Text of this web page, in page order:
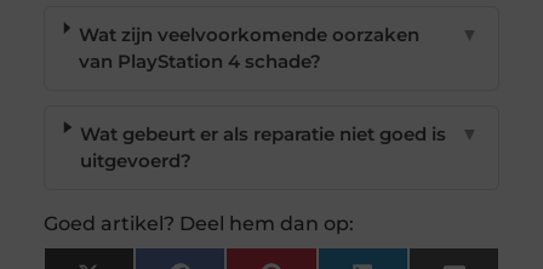
Wat zijn veelvoorkomende oorzaken
van PlayStation 4 schade?
▼
Wat gebeurt er als reparatie niet goed is
uitgevoerd?
▼
Goed artikel? Deel hem dan op: